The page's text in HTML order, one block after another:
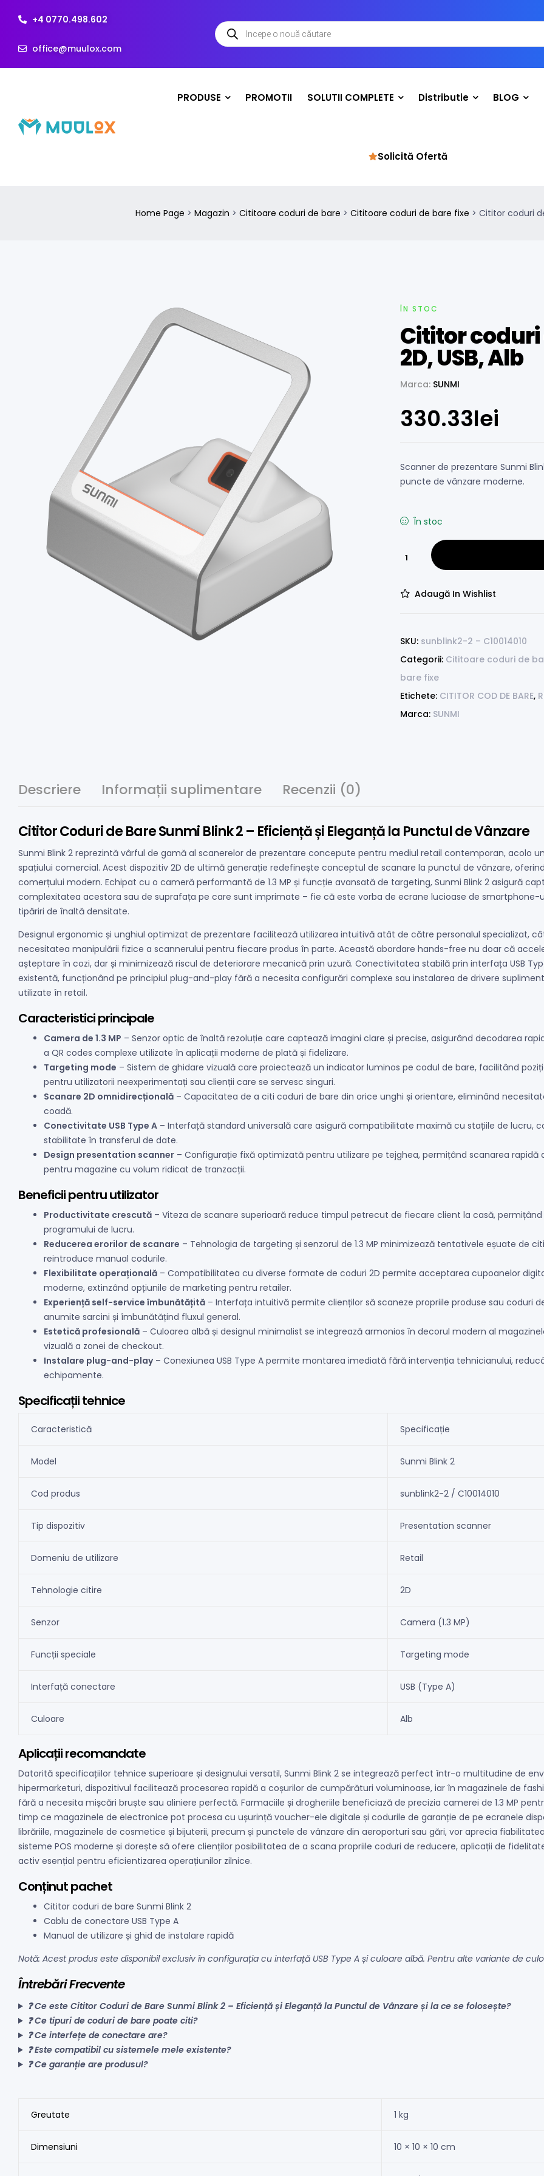
+4 0770.498.602
office@muulox.com
PRODUSE PROMOTII SOLUTII COMPLETE Distributie BLOG
Solicită Ofertă
Home Page > Magazin > Cititoare coduri de bare > Cititoare coduri de bare fixe > Cititor coduri
ÎN STOC
Cititor coduri
2D, USB, Alb
Marca: SUNMI
330.33lei
Scanner de prezentare Sunmi
puncte de vânzare moderne.
În stoc
Adaugă In Wishlist
SKU: sunblink2-2 – C10014010
Categorii: Cititoare coduri de
bare fixe
Etichete: CITITOR COD DE BARE,
Marca: SUNMI
Descriere Informații suplimentare Recenzii (0)
Cititor Coduri de Bare Sunmi Blink 2 – Eficiență și Eleganță la Punctul de Vânzare
Sunmi Blink 2 reprezintă vârful de gamă al scanerelor de prezentare concepute pentru mediul retail contemporan, acolo
spațiului comercial. Acest dispozitiv 2D de ultimă generație redefinește conceptul de scanare la punctul de vânzare,
comerțului modern. Echipat cu o cameră performantă de 1.3 MP și funcție avansată de targeting, Sunmi Blink 2 asigură
complexitatea acestora sau de suprafața pe care sunt imprimate – fie că este vorba de ecrane lucioase de
tipăriri de înaltă densitate.
Designul ergonomic și unghiul optimizat de prezentare facilitează utilizarea intuitivă atât de către personalul specializat,
necesitatea manipulării fizice a scannerului pentru fiecare produs în parte. Această abordare hands-free nu doar că
așteptare în cozi, dar și minimizează riscul de deteriorare mecanică prin uzură. Conectivitatea stabilă prin interfața USB
existentă, funcționând pe principiul plug-and-play fără a necesita configurări complexe sau instalarea de drivere
utilizate în retail.
Caracteristici principale
Camera de 1.3 MP – Senzor optic de înaltă rezoluție care captează imagini clare și precise, asigurând decodarea
a QR codes complexe utilizate în aplicații moderne de plată și fidelizare.
Targeting mode – Sistem de ghidare vizuală care proiectează un indicator luminos pe codul de bare, facilitând
pentru utilizatorii neexperimentați sau clienții care se servesc singuri.
Scanare 2D omnidirecțională – Capacitatea de a citi coduri de bare din orice unghi și orientare, eliminând
coadă.
Conectivitate USB Type A – Interfață standard universală care asigură compatibilitate maximă cu stațiile de lucru,
stabilitate în transferul de date.
Design presentation scanner – Configurație fixă optimizată pentru utilizare pe tejghea, permițând scanarea
pentru magazine cu volum ridicat de tranzacții.
Beneficii pentru utilizator
Productivitate crescută – Viteza de scanare superioară reduce timpul petrecut de fiecare client la casă,
programului de lucru.
Reducerea erorilor de scanare – Tehnologia de targeting și senzorul de 1.3 MP minimizează tentativele eșuate de
reintroduce manual codurile.
Flexibilitate operațională – Compatibilitatea cu diverse formate de coduri 2D permite acceptarea cupoanelor
moderne, extinzând opțiunile de marketing pentru retailer.
Experiență self-service îmbunătățită – Interfața intuitivă permite clienților să scaneze propriile produse sau coduri
anumite sarcini și îmbunătățind fluxul general.
Estetică profesională – Culoarea albă și designul minimalist se integrează armonios în decorul modern al
vizuală a zonei de checkout.
Instalare plug-and-play– Conexiunea USB Type A permite montarea imediată fără intervenția tehnicianului,
echipamente.
Specificații tehnice
Caracteristică Specificație
Model Sunmi Blink 2
Cod produs sunblink2-2 / C10014010
Tip dispozitiv Presentation scanner
Domeniu de utilizare Retail
Tehnologie citire 2D
Senzor Camera (1.3 MP)
Funcții speciale Targeting mode
Interfață conectare USB (Type A)
Culoare Alb
Aplicații recomandate
Datorită specificațiilor tehnice superioare și designului versatil, Sunmi Blink 2 se integrează perfect într-o multitudine de
hipermarketuri, dispozitivul facilitează procesarea rapidă a coșurilor de cumpărături voluminoase, iar în magazinele de
fără a necesita mișcări bruște sau aliniere perfectă. Farmaciile și drogheriile beneficiază de precizia camerei de 1.3 MP
timp ce magazinele de electronice pot procesa cu ușurință voucher-ele digitale și codurile de garanție de pe ecranele
librăriile, magazinele de cosmetice și bijuterii, precum și punctele de vânzare din aeroporturi sau gări, vor aprecia
sisteme POS moderne și dorește să ofere clienților posibilitatea de a scana propriile coduri de reducere, aplicații de
activ esențial pentru eficientizarea operațiunilor zilnice.
Conținut pachet
Cititor coduri de bare Sunmi Blink 2
Cablu de conectare USB Type A
Manual de utilizare și ghid de instalare rapidă
Notă: Acest produs este disponibil exclusiv în configurația cu interfață USB Type A și culoare albă. Pentru alte variante de
Întrebări Frecvente
❓ Ce este Cititor Coduri de Bare Sunmi Blink 2 – Eficiență și Eleganță la Punctul de Vânzare și la ce se folosește?
❓ Ce tipuri de coduri de bare poate citi?
❓ Ce interfețe de conectare are?
❓ Este compatibil cu sistemele mele existente?
❓ Ce garanție are produsul?
Greutate 1 kg
Dimensiuni 10 × 10 × 10 cm